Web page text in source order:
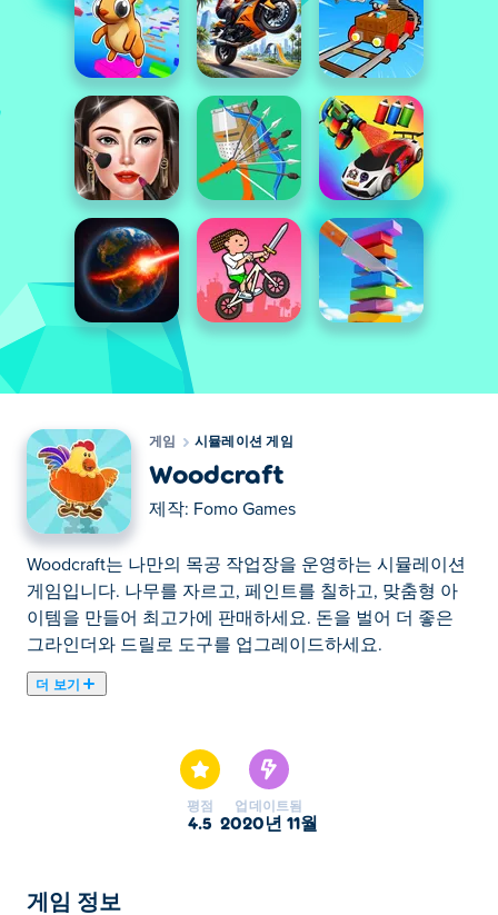
게임 시뮬레이션 게임
Woodcraft
제작: Fomo Games
Woodcraft는 나만의 목공 작업장을 운영하는 시뮬레이션
게임입니다. 나무를 자르고, 페인트를 칠하고, 맞춤형 아
이템을 만들어 최고가에 판매하세요. 돈을 벌어 더 좋은
그라인더와 드릴로 도구를 업그레이드하세요.
더 보기
평점
4.5
업데이트됨
2020년 11월
게임 정보